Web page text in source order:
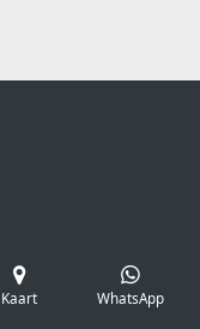
Kaart WhatsApp